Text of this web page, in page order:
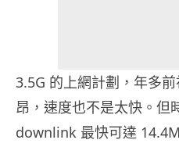
3.5G 的上網計劃，年多
昂，速度也不是太快。但
downlink 最快可達